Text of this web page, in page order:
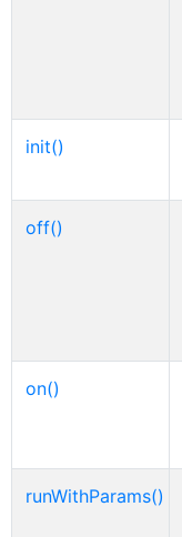
init()
off()
on()
runWithParams()